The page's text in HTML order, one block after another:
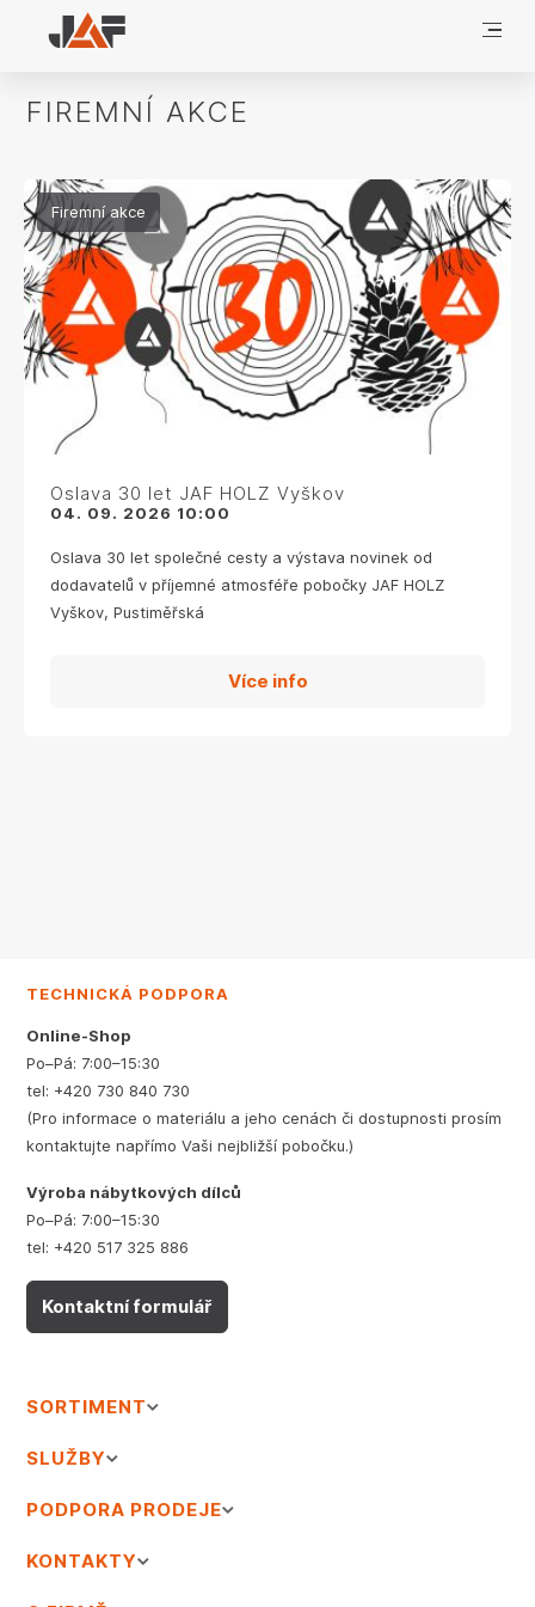
FIREMNÍ AKCE
Firemní akce
Oslava 30 let JAF HOLZ Vyškov
04. 09. 2026 10:00
Oslava 30 let společné cesty a výstava novinek od
dodavatelů v příjemné atmosféře pobočky JAF HOLZ
Vyškov, Pustiměřská
Více info
TECHNICKÁ PODPORA
Online-Shop
Po–Pá: 7:00–15:30
tel: +420 730 840 730
(Pro informace o materiálu a jeho cenách či dostupnosti prosím
kontaktujte napřímo Vaši nejbližší pobočku.)
Výroba nábytkových dílců
Po–Pá: 7:00–15:30
tel: +420 517 325 886
Kontaktní formulář
SORTIMENT
SLUŽBY
PODPORA PRODEJE
KONTAKTY